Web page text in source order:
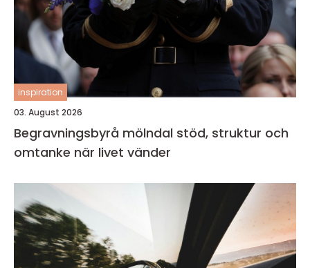
inspiration
03. August 2026
Begravningsbyrå mölndal stöd, struktur och
omtanke när livet vänder